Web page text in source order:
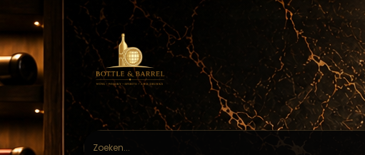
Home Webshop